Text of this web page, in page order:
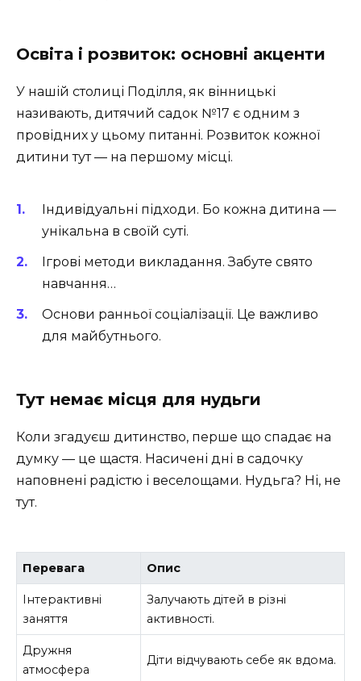
Освіта і розвиток: основні акценти
У нашій столиці Поділля, як вінницькі
називають, дитячий садок №17 є одним з
провідних у цьому питанні. Розвиток кожної
дитини тут — на першому місці.
Індивідуальні підходи. Бо кожна дитина —
унікальна в своїй суті.
Ігрові методи викладання. Забуте свято
навчання…
Основи ранньої соціалізації. Це важливо
для майбутнього.
Тут немає місця для нудьги
Коли згадуєш дитинство, перше що спадає на
думку — це щастя. Насичені дні в садочку
наповнені радістю і веселощами. Нудьга? Ні, не
тут.
Перевага Опис
Інтерактивні
заняття
Залучають дітей в різні
активності.
Дружня
атмосфера
Діти відчувають себе як вдома.